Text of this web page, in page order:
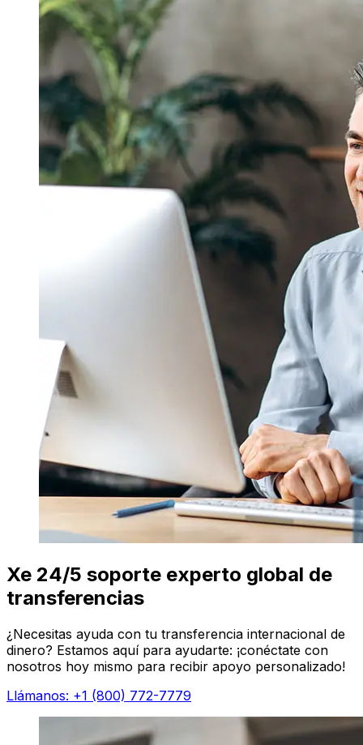
Xe 24/5 soporte experto global de
transferencias
¿Necesitas ayuda con tu transferencia internacional de
dinero? Estamos aquí para ayudarte: ¡conéctate con
nosotros hoy mismo para recibir apoyo personalizado!
Llámanos: +1 (800) 772-7779